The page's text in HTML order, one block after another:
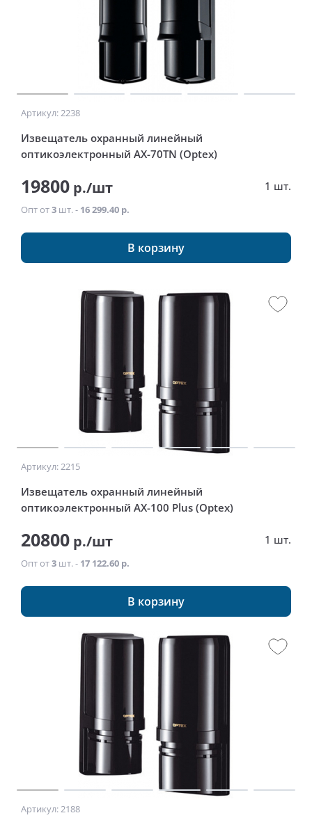
Артикул: 2238
Извещатель охранный линейный
оптикоэлектронный AX-70TN (Optex)
19800 р./шт 1 шт.
Опт от3 шт. - 16 299.40 р.
В корзину
Артикул: 2215
Извещатель охранный линейный
оптикоэлектронный AX-100 Plus (Optex)
20800 р./шт 1 шт.
Опт от3 шт. - 17 122.60 р.
В корзину
Артикул: 2188